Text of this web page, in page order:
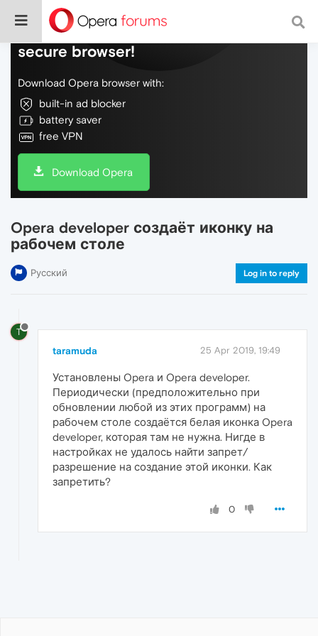
Do more on the web, with a fast and
secure browser!
Download Opera browser with:
built-in ad blocker
battery saver
free VPN
Download Opera
Opera developer создаёт иконку на
рабочем столе
Русский Log in to reply
T
taramuda 25 Apr 2019, 19:49
Установлены Opera и Opera developer.
Периодически (предположительно при
обновлении любой из этих программ) на
рабочем столе создаётся белая иконка Opera
developer, которая там не нужна. Нигде в
настройках не удалось найти запрет/
разрешение на создание этой иконки. Как
запретить?
0